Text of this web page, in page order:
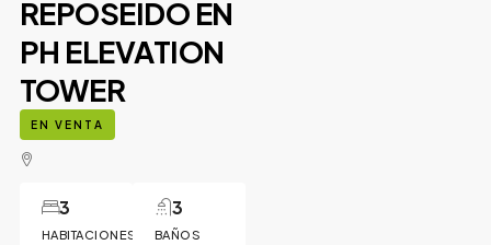
REPOSEIDO EN
PH ELEVATION
TOWER
EN VENTA
HABITACIONES
3
BAÑOS
3